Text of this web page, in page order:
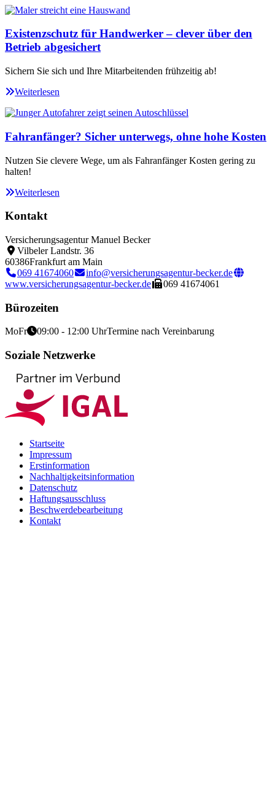
Existenzschutz für Handwerker – clever über den
Betrieb abgesichert
Sichern Sie sich und Ihre Mitarbeitenden frühzeitig ab!
Weiterlesen
Fahranfänger? Sicher unterwegs, ohne hohe Kosten
Nutzen Sie clevere Wege, um als Fahranfänger Kosten gering zu
halten!
Weiterlesen
Kontakt
Versicherungsagentur Manuel Becker
Vilbeler Landstr. 36
60386Frankfurt am Main
069 41674060
info@versicherungsagentur-becker.de
www.versicherungsagentur-becker.de
069 41674061
Bürozeiten
MoFr 09:00 - 12:00 UhrTermine nach Vereinbarung
Soziale Netzwerke
Startseite
Impressum
Erstinformation
Nachhaltigkeitsinformation
Datenschutz
Haftungsausschluss
Beschwerdebearbeitung
Kontakt